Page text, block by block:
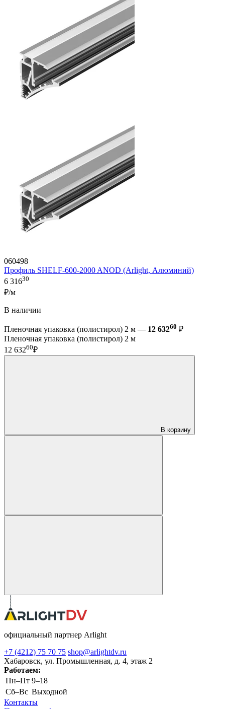
060498
Профиль SHELF-600-2000 ANOD (Arlight, Алюминий)
6 31630
₽/м
В наличии
Пленочная упаковка (полистирол) 2 м — 12 63260 ₽
Пленочная упаковка (полистирол) 2 м
12 63260₽
В корзину
официальный партнер Arlight
+7 (4212) 75 70 75 shop@arlightdv.ru
Хабаровск, ул. Промышленная, д. 4, этаж 2
Работаем:
Пн–Пт 9–18
Cб–Вс Выходной
Контакты